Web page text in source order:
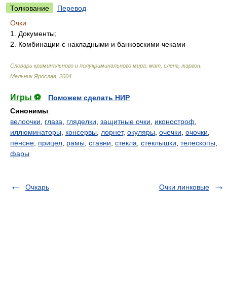
Толкование
Перевод
Очки
1. Документы;
2. Комбинации с накладными и банковскими чеками
Словарь криминального и полукриминального мира: мат, сленг, жаргон
Мельник Ярослав 2004
Игры ⚽
Поможем сделать НИР
Синонимы:
велоочки
глаза гляделки защитные очки иконостроф
иллюминаторы
консервы лорнет, окуляры очечки очочки
пенсне прицел рамы ставни стекла стеклышки телескопы
фары
Очкарь Очки линковые